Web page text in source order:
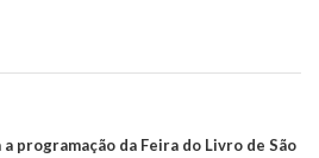
a programação da Feira do Livro de São